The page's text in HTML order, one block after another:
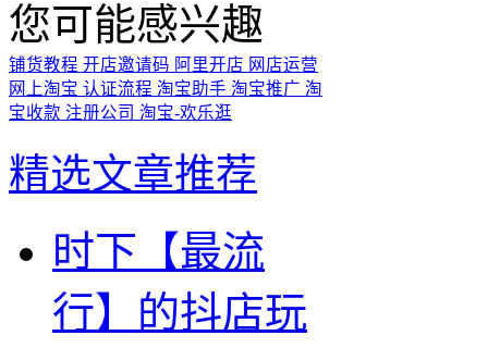
您可能感兴趣
铺货教程 开店邀请码 阿里开店 网店运营
网上淘宝 认证流程 淘宝助手 淘宝推广 淘
宝收款 注册公司 淘宝-欢乐逛
精选文章推荐
时下【最流
行】的抖店玩